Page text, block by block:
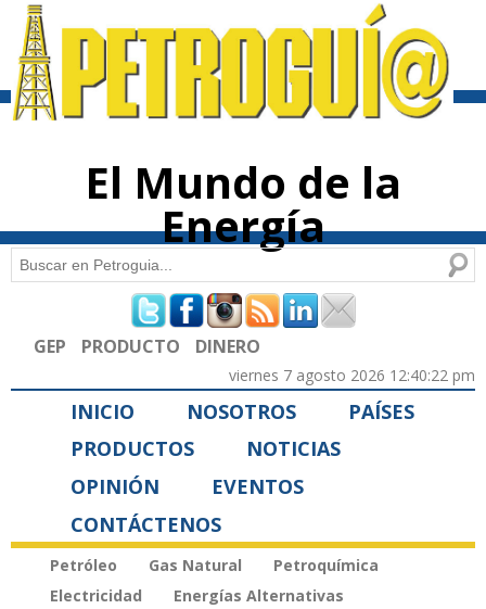
contenido
El Mundo de la
Energía
Formulario de búsqueda
Buscar
GEP PRODUCTO DINERO
viernes 7 agosto 2026 12:40:22 pm
INICIO NOSOTROS
PAÍSES
PRODUCTOS
NOTICIAS
OPINIÓN
EVENTOS
CONTÁCTENOS
Petróleo Gas Natural
Petroquímica
Electricidad
Energías Alternativas